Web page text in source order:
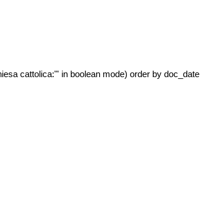
cattolica:"' in boolean mode) order by doc_date